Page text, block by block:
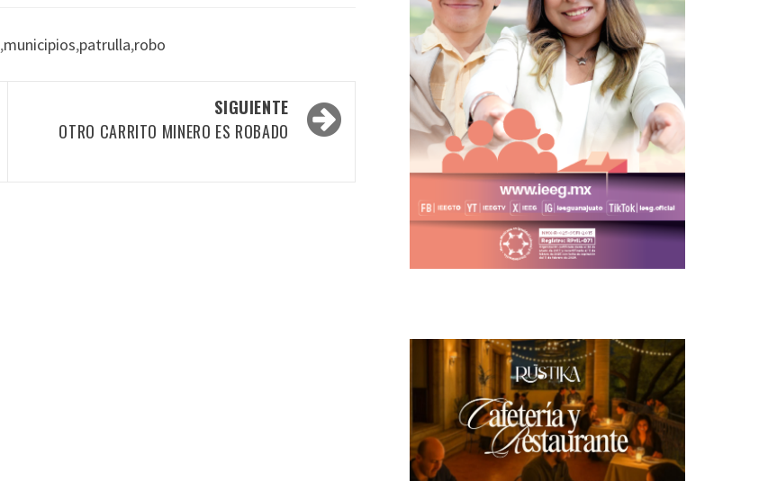
,municipios,patrulla,robo
SIGUIENTE
OTRO CARRITO MINERO ES ROBADO